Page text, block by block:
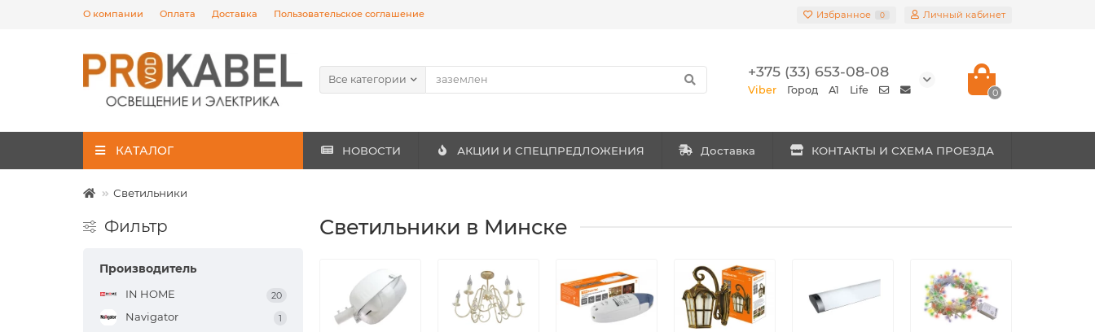
О компании Оплата Доставка Пользовательское соглашение Избранное 0 Личный кабинет
Все категории +375 (33) 653-08-08
Viber Город A1 Life 0
КАТАЛОГ НОВОСТИ АКЦИИ И СПЕЦПРЕДЛОЖЕНИЯ Доставка КОНТАКТЫ И СХЕМА ПРОЕЗДА
Светильники
Фильтр
Производитель
IN HOME 20
Navigator 1
Светильники в Минске